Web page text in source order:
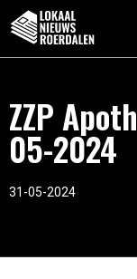
ZZP
05-2024
31-05-2024